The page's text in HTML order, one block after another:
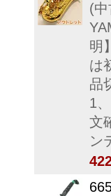
(
明
は
品
1
文
ン